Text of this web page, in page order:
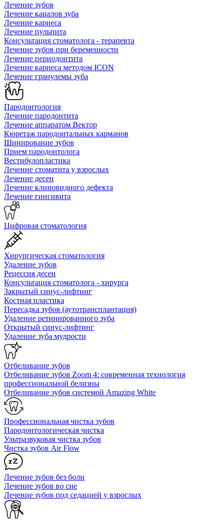
Лечение зубов
Лечение каналов зуба
Лечение кариеса
Лечение пульпита
Консультация стоматолога - терапевта
Лечение зубов при беременности
Лечение периодонтита
Лечение кариеса методом ICON
Лечение гранулемы зуба
Пародонтология
Лечение пародонтита
Лечение аппаратом Вектор
Кюретаж пародонтальных карманов
Шинирование зубов
Прием пародонтолога
Вестибулопластика
Лечение стоматита у взрослых
Лечение десен
Лечение клиновидного дефекта
Лечение гингивита
Цифровая стоматология
Хирургическая стоматология
Удаление зубов
Рецессия десен
Консультация стоматолога - хирурга
Закрытый синус-лифтинг
Костная пластика
Пересадка зубов (аутотрансплантация)
Удаление ретинированного зуба
Открытый синус-лифтинг
Удаление зуба мудрости
Отбеливание зубов
Отбеливание зубов Zoom 4: современная технология
профессиональной белизны
Отбеливание зубов системой Amazing White
Профессиональная чистка зубов
Пародонтологическая чистка
Ультразвуковая чистка зубов
Чистка зубов Air Flow
Лечение зубов без боли
Лечение зубов во сне
Лечение зубов под седацией у взрослых